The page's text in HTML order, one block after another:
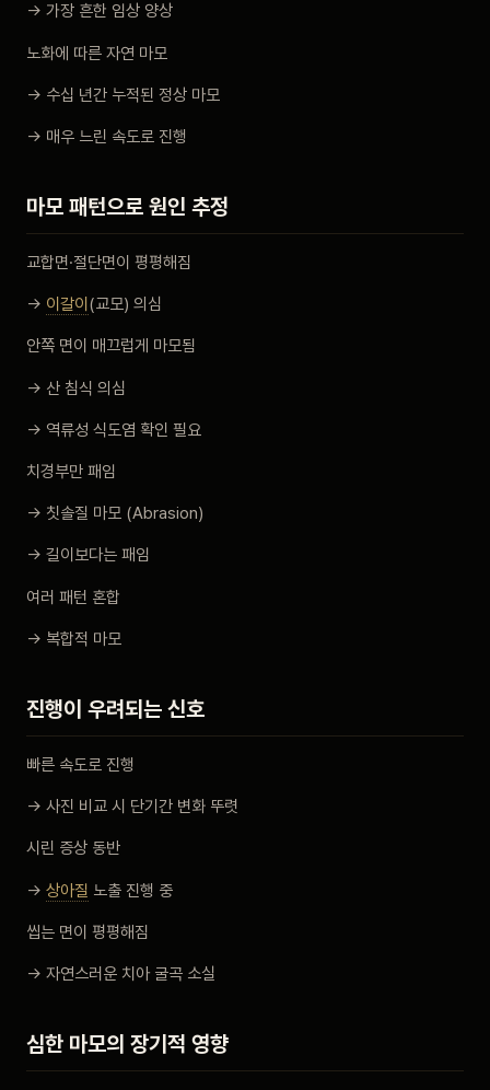
→ 가장 흔한 임상 양상
노화에 따른 자연 마모
→ 수십 년간 누적된 정상 마모
→ 매우 느린 속도로 진행
마모 패턴으로 원인 추정
교합면·절단면이 평평해짐
→ 이갈이 (교모) 의심
안쪽 면이 매끄럽게 마모됨
→ 산 침식 의심
→ 역류성 식도염 확인 필요
치경부만 패임
→ 칫솔질 마모 (Abrasion)
→ 길이보다는 패임
여러 패턴 혼합
→ 복합적 마모
진행이 우려되는 신호
빠른 속도로 진행
→ 사진 비교 시 단기간 변화 뚜렷
시린 증상 동반
→ 상아질 노출 진행 중
씹는 면이 평평해짐
→ 자연스러운 치아 굴곡 소실
심한 마모의 장기적 영향